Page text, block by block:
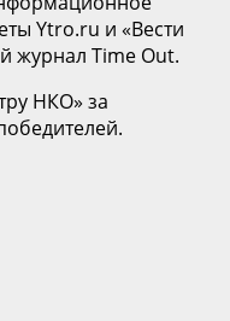
Ytro.ru и «Вести
журнал Time Out.
НКО» за